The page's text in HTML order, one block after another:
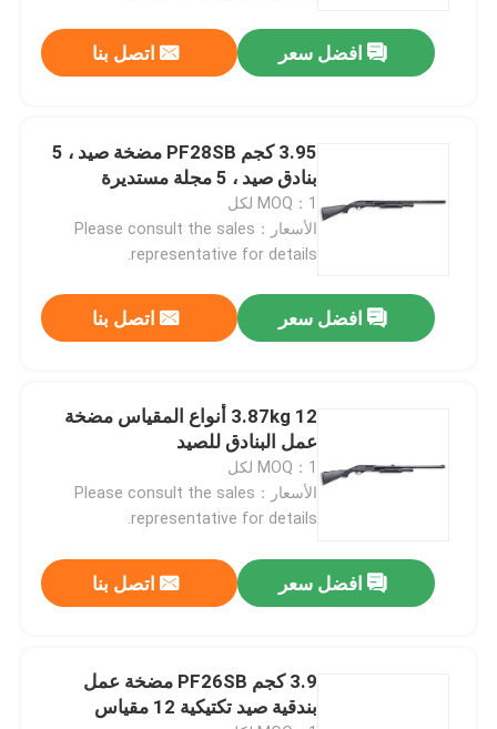
جولة في المصنع
اطلب اقتباس
افضل سعر اتصل بنا
3.95 كجم PF28SB مضخة صيد ، 5
بنادق صيد ، 5 مجلة مستديرة
MOQ：1 لكل
الأسعار：Please consult the sales
representative for details.
افضل سعر اتصل بنا
3.87kg 12 أنواع المقياس مضخة
عمل البنادق للصيد
MOQ：1 لكل
الأسعار：Please consult the sales
representative for details.
افضل سعر اتصل بنا
3.9 كجم PF26SB مضخة عمل
بندقية صيد تكتيكية 12 مقياس